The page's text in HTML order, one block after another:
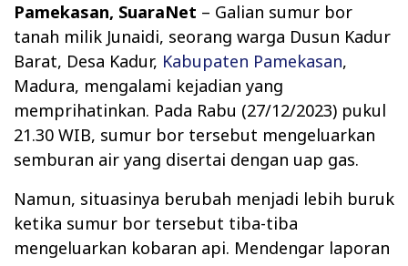
Pamekasan, SuaraNet – Galian sumur bor
tanah milik Junaidi, seorang warga Dusun Kadur
Barat, Desa Kadur, Kabupaten Pamekasan,
Madura, mengalami kejadian yang
memprihatinkan. Pada Rabu (27/12/2023) pukul
21.30 WIB, sumur bor tersebut mengeluarkan
semburan air yang disertai dengan uap gas.
Namun, situasinya berubah menjadi lebih buruk
ketika sumur bor tersebut tiba-tiba
mengeluarkan kobaran api. Mendengar laporan